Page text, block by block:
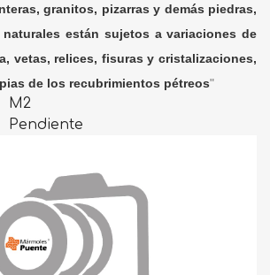
granitos, pizarras y demás piedras,
están sujetos a variaciones de
vetas, relices, fisuras y cristalizaciones,
de los recubrimientos pétreos"
M2
Pendiente